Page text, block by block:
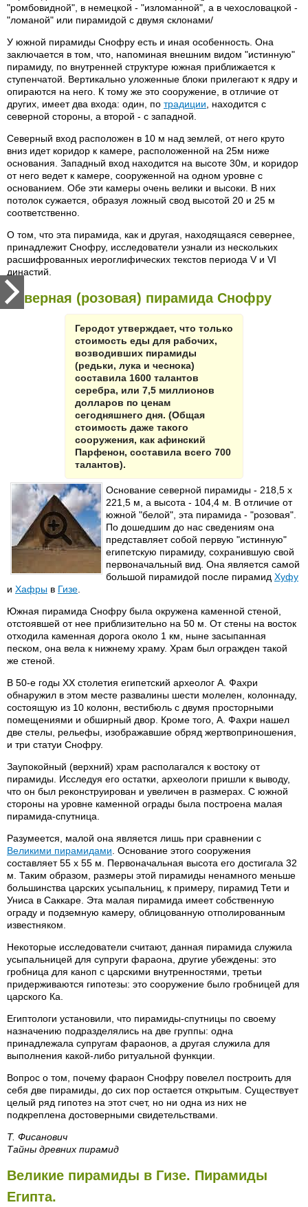
"ромбовидной", в немецкой - "изломанной", а в чехословацкой -
"ломаной" или пирамидой с двyмя склонами/
У южной пирамиды Снофру есть и иная особенность. Она
заключается в том, что, напоминая внешним видом "истинную"
пирамиду, по внутренней структуре южная приближается к
ступенчатой. Вертикально уложенные блоки прилегают к ядру и
опираются на него. К тому же это сооружение, в отличие от
других, имеет два входа: один, по традиции , находится с
северной стороны, а второй - с западной.
Северный вход расположен в 10 м над землей, от него круто
вниз идет коридор к камере, расположенной на 25м ниже
основания. Западный вход находится на высоте 30м, и коридор
от него ведет к камере, сооруженной на одном уровне с
основанием. Обе эти камеры очень велики и высоки. В них
потолок сужается, образуя ложный свод высотой 20 и 25 м
соответственно.
О том, что эта пирамида, как и другая, находящаяся севернее,
принадлежит Снофру, исследователи узнали из нескольких
расшифрованных иероглифических текстов периода V и VI
династий.
Северная (розовая) пирамида Снофру
Геродот утверждает, что только
стоимость еды для рабочих,
возводивших пирамиды
(редьки, лука и чеснока)
составила 1600 талантов
серебра, или 7,5 миллионов
долларов по ценам
сегодняшнего дня. (Общая
стоимость даже такого
сооружения, как афинский
Парфенон, составила всего 700
талантов).
Основание северной пирамиды - 218,5 х
221,5 м, а высота - 104,4 м. В отличие от
южной "белой", эта пирамида - "розовая".
По дошедшим до нас сведениям она
представляет собой первую "истинную"
египетскую пирамиду, сохранившую свой
первоначальный вид. Она является самой
большой пирамидой после пирамид Хуфу
и Хафры в Гизе
Южная пирамида Снофру была окружена каменной стеной,
отстоявшей от нее приблизительно на 50 м. От стены на восток
отходила каменная дорога около 1 км, ныне засыпанная
песком, она вела к нижнему храму. Храм был огражден такой
же стеной.
В 50-е годы XX столетия египетский археолог А. Фахри
обнаружил в этом месте развалины шести молелен, колоннаду,
состоящую из 10 колонн, вестибюль с двумя просторными
помещениями и обширный двор. Кроме того, А. Фахри нашел
две стелы, рельефы, изображавшие обряд жертвоприношения,
и три статуи Снофру.
Заупокойный (верхний) храм располагался к востоку от
пирамиды. Исследуя его остатки, археологи пришли к выводу,
что он был реконструирован и увеличен в размерах. С южной
стороны на уровне каменной ограды была построена малая
пирамида-спутница.
Разумеется, малой она является лишь при сравнении с
Великими пирамидами . Основание этого сооружения
составляет 55 х 55 м. Первоначальная высота его достигала 32
м. Таким образом, размеры этой пирамиды ненамного меньше
большинства царских усыпальниц, к примеру, пирамид Тети и
Униса в Саккаре. Эта малая пирамида имеет собственную
ограду и подземную камеру, облицованную отполированным
известняком.
Некоторые исследователи считают, данная пирамида служила
усыпальницей для супруги фараона, другие убеждены: это
гробница для каноп с царскими внутренностями, третьи
придерживаются гипотезы: это сооружение было гробницей для
царского Ка.
Египтологи установили, что пирамиды-спутницы по своему
назначению подразделялись на две группы: одна
принадлежала супругам фараонов, а другая служила для
выполнения какой-либо ритуальной функции.
Вопрос о том, почему фараон Снофру повелел построить для
себя две пирамиды, до сих пор остается открытым. Существует
целый ряд гипотез на этот счет, но ни одна из них не
подкреплена достоверными свидетельствами.
Т. Фисанович
Тайны древних пирамид
Великие пирамиды в Гизе. Пирамиды
Египта.